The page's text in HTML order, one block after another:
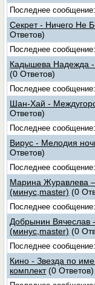
Последнее
Секрет - Ничего Не
Ответов)
Последнее
Кадышева Надежда
(0 Ответов)
Последнее
Шан-Хай -
Ответов)
Последнее
Вирус - Мелодия
Ответов)
Последнее
Марина Журавлева
(минус,master) (0
Последнее
Добрынин Вячеслав
(минус,master) (0
Последнее
Кино - Звезда по
комплект (0 Ответов)